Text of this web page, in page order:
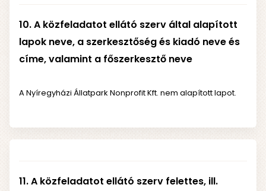
10. A közfeladatot ellátó szerv által alapított
lapok neve, a szerkesztőség és kiadó neve és
címe, valamint a főszerkesztő neve
A Nyíregyházi Állatpark Nonprofit Kft. nem alapított lapot.
11. A közfeladatot ellátó szerv felettes, ill.